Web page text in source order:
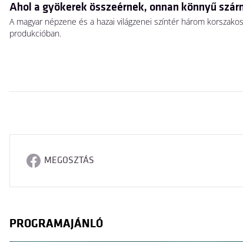
Ahol a gyökerek összeérnek, onnan könnyű
A magyar népzene és a hazai világzenei színtér három
produkcióban.
MEGOSZTÁS
PROGRAMAJÁNLÓ